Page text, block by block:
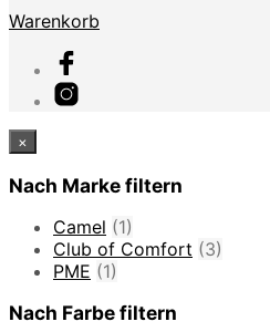
Warenkorb
×
Nach Marke filtern
Camel (1)
Club of Comfort (3)
PME (1)
Nach Farbe filtern